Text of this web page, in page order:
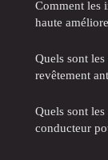
Comment les
haute
Quels sont
revêtement
Quels sont
conducteur